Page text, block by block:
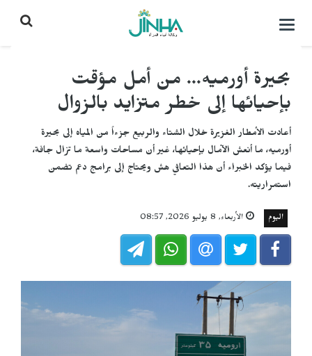
التحكم
بحيرة أورميه... من أمل مؤقت
بإحيائها إلى خطر متزايد بالزوال
أعادت الأمطار الغزيرة خلال الشتاء والربيع جزءاً من المياه إلى بحيرة
أورميه، ما أنعش الآمال بإحيائها، غير أن مساحات واسعة ما تزال جافة،
فيما يؤكد الخبراء أن هذا التعافي هش ويحتاج إلى برامج دعم تضمن
استمراريته.
اليوم الأربعاء, 8 يوليو 2026, 08:57